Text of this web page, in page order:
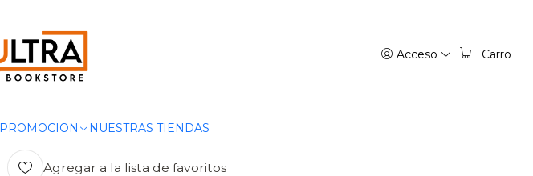
Acceso Carro
PROMOCION NUESTRAS TIENDAS
|
SOLO LEVELING 09 - IVREA ARGENTINA
Cantidad
Agregar al Carro
Agregar a la lista de favoritos